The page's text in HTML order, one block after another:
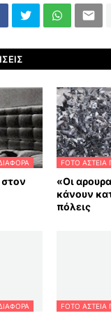
FOTO
«Οι
κάνουν
πόλεις
FOTO